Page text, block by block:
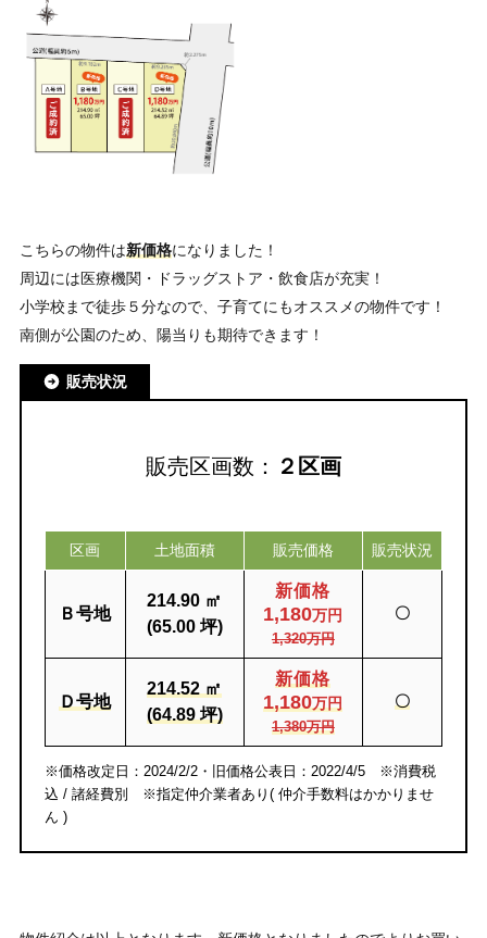
こちらの物件は新価格になりました！
周辺には医療機関・ドラッグストア・飲食店が充実！
小学校まで徒歩５分なので、子育てにもオススメの物件です！
南側が公園のため、陽当りも期待できます！
販売状況
販売区画数： ２区画
区画 土地面積 販売価格 販売状況
Ｂ号地
214.90 ㎡
(65.00 坪)
新価格
1,180万円
1,320万円
〇
Ｄ号地
214.52 ㎡
(64.89 坪)
新価格
1,180万円
1,380万円
〇
※価格改定日：2024/2/2・旧価格公表日：2022/4/5
※消費税
込 / 諸経費別 ※指定仲介業者あり( 仲介手数料はかかりませ
ん )